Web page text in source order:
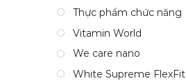
Thực phẩm chức năng
Vitamin World
We care nano
White Supreme FlexFit